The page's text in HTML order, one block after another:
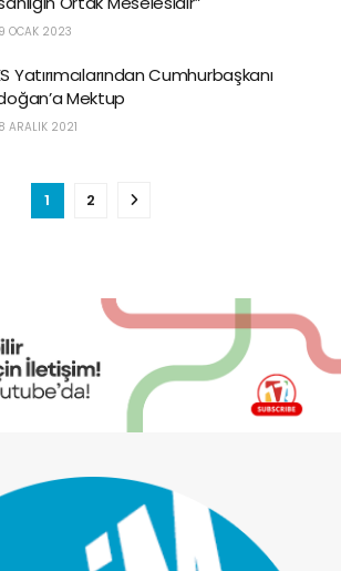
OCAK 2023
Yatırımcılarından Cumhurbaşkanı
Mektup
ARALIK 2021
1 2